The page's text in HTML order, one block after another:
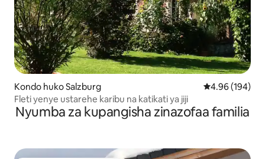
Kondo huko Salzburg Ukadiriaji wa
4.96 (194)
Fleti yenye ustarehe karibu na katikati ya jiji
Nyumba za kupangisha zinazofaa familia